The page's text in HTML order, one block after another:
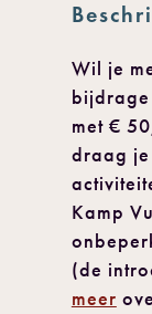
Wil je
bijdrage
met €
draag
Kamp
(de
meer